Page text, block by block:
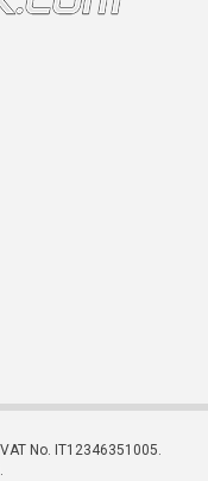
No. IT12346351005.